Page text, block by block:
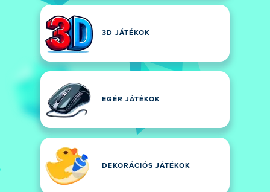
3D JÁTÉKOK
EGÉR JÁTÉKOK
DEKORÁCIÓS JÁTÉKOK